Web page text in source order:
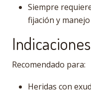
Siempre
fijación y
Recomendado para:
Heridas con